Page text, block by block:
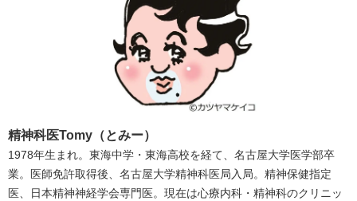
精神科医Tomy（とみー）
1978年生まれ。東海中学・東海高校を経て、名古屋大学医学部卒
業。医師免許取得後、名古屋大学精神科医局入局。精神保健指定
医、日本精神神経学会専門医。現在は心療内科・精神科のクリニッ